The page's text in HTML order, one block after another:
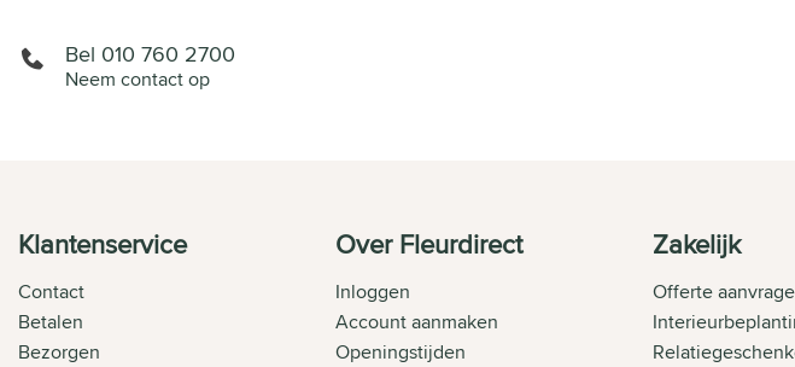
Bel 010 760 2700
Neem contact op
Klantenservice
Contact
Betalen
Bezorgen
Over Fleurdirect
Inloggen
Account aanmaken
Openingstijden
Zakelijk
Offerte